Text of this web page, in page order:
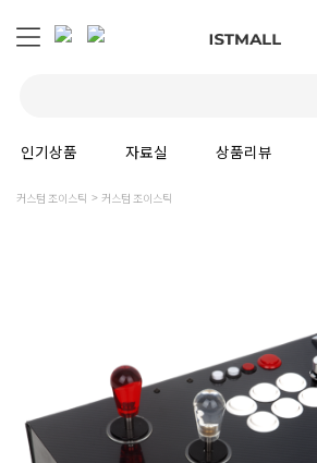
인기상품 자료실 상품리뷰
커스텀 조이스틱 커스텀 조이스틱